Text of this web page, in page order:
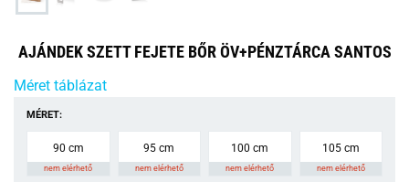
AJÁNDEK SZETT FEJETE BŐR ÖV+PÉNZTÁRCA SANTOS
Méret táblázat
MÉRET:
90 cm
nem elérhető
95 cm
nem elérhető
100 cm
nem elérhető
105 cm
nem elérhető